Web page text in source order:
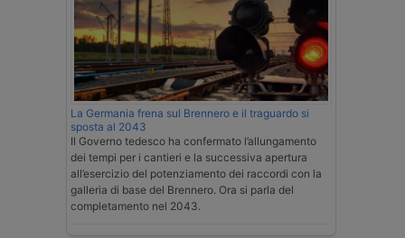
La Germania frena sul Brennero e il traguardo si
sposta al 2043
Il Governo tedesco ha confermato l’allungamento
dei tempi per i cantieri e la successiva apertura
all’esercizio del potenziamento dei raccordi con la
galleria di base del Brennero. Ora si parla del
completamento nel 2043.